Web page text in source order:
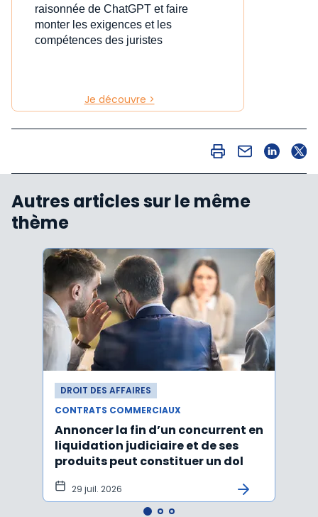
raisonnée de ChatGPT et faire
monter les exigences et les
compétences des juristes
Je découvre >
Autres articles sur le même
thème
DROIT DES AFFAIRES
CONTRATS COMMERCIAUX
Annoncer la fin d’un concurrent en
liquidation judiciaire et de ses
produits peut constituer un dol
29 juil. 2026